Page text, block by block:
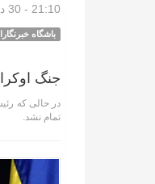
21:10 - 30 دی 1403
باشگاه
جنگ
در حالی که
تمام نشد.